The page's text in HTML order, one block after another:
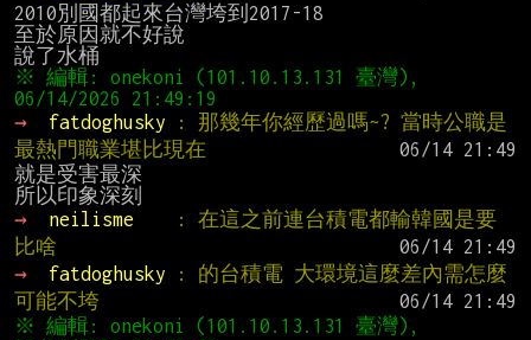
2010別國都起來台灣垮到2017-18
至於原因就不好說
※ 編輯: onekoni (101.10.13.131 臺灣),
→
fatdoghusky
: 那幾年你經歷過嗎~? 當時公職是
最熱門職業堪比現在
就是受害最深
→
neilisme
: 在這之前連台積電都輸韓國是要
比啥
→
fatdoghusky
: 的台積電 大環境這麼差內需怎麼
可能不垮
※ 編輯: onekoni (101.10.13.131 臺灣),